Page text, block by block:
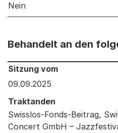
Nein
Behandelt an den
Behandelt an den
Sitzung vom
09.09.2025
Traktanden
Swisslos-Fonds-Beitrag,
Concert GmbH –